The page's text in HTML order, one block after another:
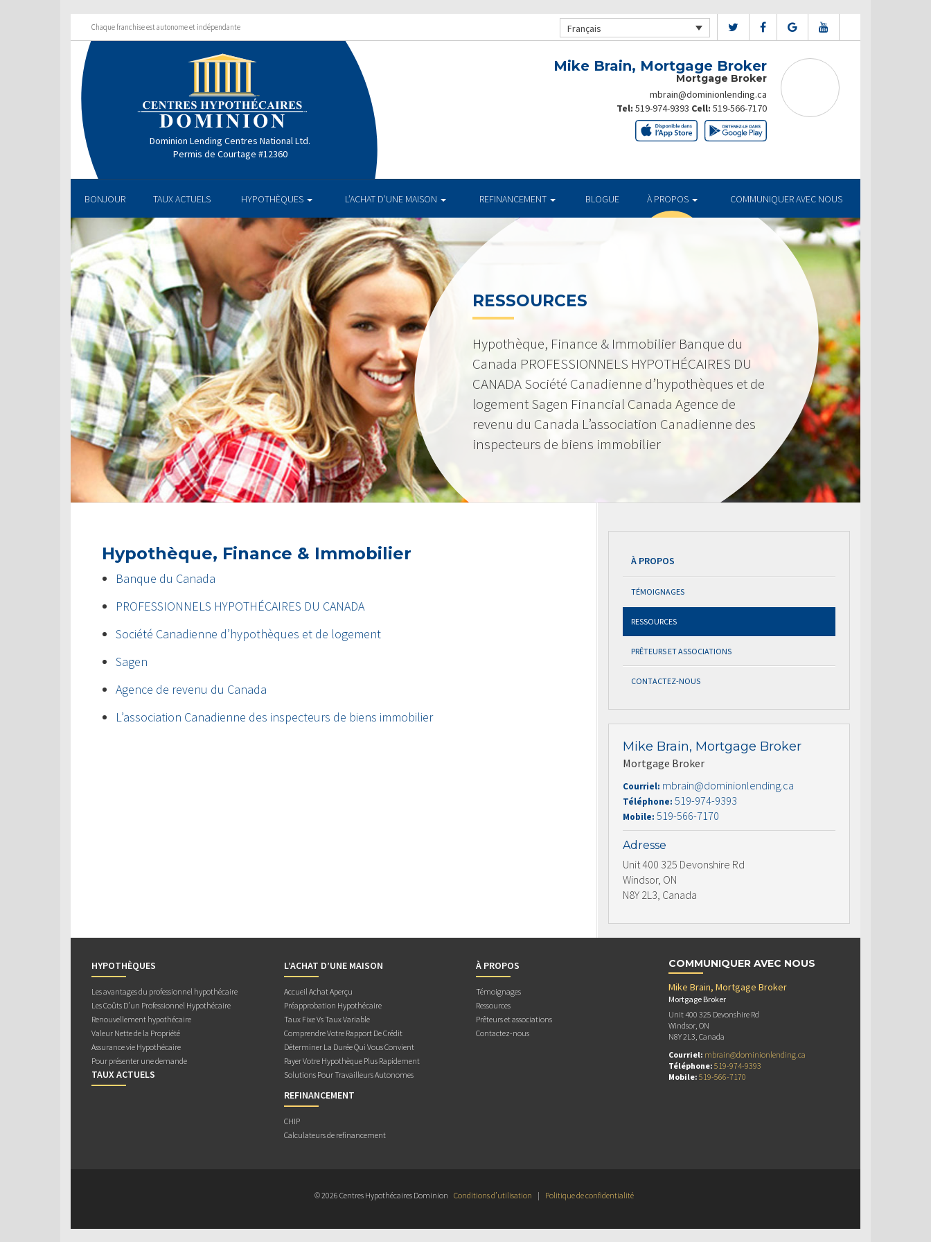
Chaque franchise est autonome et indépendante Français
Dominion Lending Centres National Ltd.
Permis de Courtage #12360
Mike Brain, Mortgage Broker
Mortgage Broker
mbrain@dominionlending.ca
Tel: 519-974-9393 Cell: 519-566-7170
BONJOUR TAUX ACTUELS HYPOTHÈQUES L’ACHAT D’UNE MAISON REFINANCEMENT BLOGUE À PROPOS COMMUNIQUER AVEC NOUS
RESSOURCES
Hypothèque, Finance & Immobilier Banque du
Canada PROFESSIONNELS HYPOTHÉCAIRES DU
CANADA Société Canadienne d’hypothèques et de
logement Sagen Financial Canada Agence de
revenu du Canada L’association Canadienne des
inspecteurs de biens immobilier
Hypothèque, Finance & Immobilier
Banque du Canada
PROFESSIONNELS HYPOTHÉCAIRES DU CANADA
Société Canadienne d’hypothèques et de logement
Sagen
Agence de revenu du Canada
L’association Canadienne des inspecteurs de biens immobilier
À PROPOS
TÉMOIGNAGES
RESSOURCES
PRÊTEURS ET ASSOCIATIONS
CONTACTEZ-NOUS
Mike Brain, Mortgage Broker
Mortgage Broker
Courriel: mbrain@dominionlending.ca
Téléphone: 519-974-9393
Mobile: 519-566-7170
Adresse
Unit 400 325 Devonshire Rd
Windsor, ON
N8Y 2L3, Canada
HYPOTHÈQUES
Les avantages du professionnel hypothécaire
Les Coûts D’un Professionnel Hypothécaire
Renouvellement hypothécaire
Valeur Nette de la Propriété
Assurance vie Hypothécaire
Pour présenter une demande
TAUX ACTUELS
L’ACHAT D’UNE MAISON
Accueil Achat Aperçu
Préapprobation Hypothécaire
Taux Fixe Vs Taux Variable
Comprendre Votre Rapport De Crédit
Déterminer La Durée Qui Vous Convient
Payer Votre Hypothèque Plus Rapidement
Solutions Pour Travailleurs Autonomes
REFINANCEMENT
CHIP
Calculateurs de refinancement
À PROPOS
Témoignages
Ressources
Prêteurs et associations
Contactez-nous
COMMUNIQUER AVEC NOUS
Mike Brain, Mortgage Broker
Mortgage Broker
Unit 400 325 Devonshire Rd
Windsor, ON
N8Y 2L3, Canada
Courriel: mbrain@dominionlending.ca
Téléphone: 519-974-9393
Mobile: 519-566-7170
© 2026 Centres Hypothécaires Dominion Conditions d’utilisation | Politique de confidentialité